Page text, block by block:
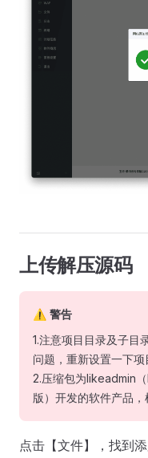
上传解压源码
⚠️ 警告
1.注意项目目录及子目
问题，重新设置一下项
2.压缩包为likeadmin
版）开发的软件产品，
点击【文件】，找到